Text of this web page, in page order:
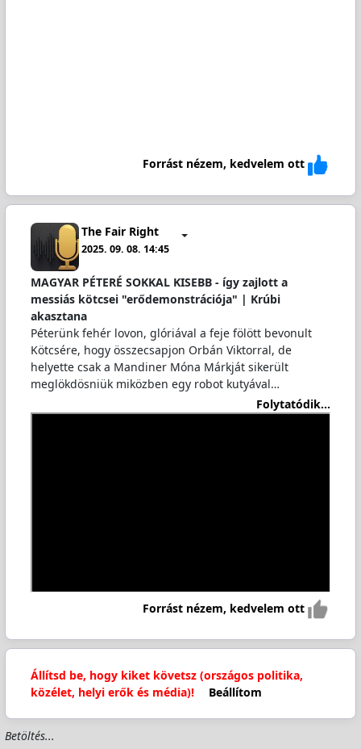
Forrást nézem, kedvelem ott
The Fair Right
2025. 09. 08. 14:45
MAGYAR PÉTERÉ SOKKAL KISEBB - így zajlott a
messiás kötcsei "erődemonstrációja" | Krúbi
akasztana
Péterünk fehér lovon, glóriával a feje fölött bevonult
Kötcsére, hogy összecsapjon Orbán Viktorral, de
helyette csak a Mandiner Móna Márkját sikerült
meglökdösniük miközben egy robot kutyával…
Folytatódik...
Forrást nézem, kedvelem ott
Állítsd be, hogy kiket követsz (országos politika,
közélet, helyi erők és média)!
Beállítom
Betöltés...